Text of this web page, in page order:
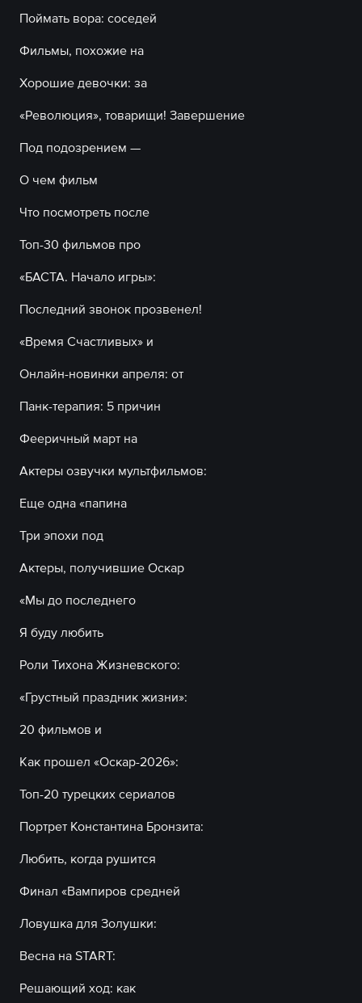
Поймать вора: соседей
Фильмы, похожие на
Хорошие девочки: за
«Революция», товарищи! Завершение
Под подозрением —
О чем фильм
Что посмотреть после
Топ-30 фильмов про
«БАСТА. Начало игры»:
Последний звонок прозвенел!
«Время Счастливых» и
Онлайн-новинки апреля: от
Панк-терапия: 5 причин
Фееричный март на
Актеры озвучки мультфильмов:
Еще одна «папина
Три эпохи под
Актеры, получившие Оскар
«Мы до последнего
Я буду любить
Роли Тихона Жизневского:
«Грустный праздник жизни»:
20 фильмов и
Как прошел «Оскар-2026»:
Топ-20 турецких сериалов
Портрет Константина Бронзита:
Любить, когда рушится
Финал «Вампиров средней
Ловушка для Золушки:
Весна на START:
Решающий ход: как